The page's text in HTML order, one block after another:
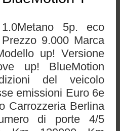
5p. eco
9.000 Marca
up! Versione
up! BlueMotion
del veicolo
emissioni Euro 6e
Carrozzeria Berlina
di porte 4/5